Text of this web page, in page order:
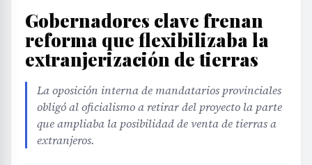
Gobernadores clave frenan
reforma que flexibilizaba la
extranjerización de tierras
La oposición interna de mandatarios provinciales
obligó al oficialismo a retirar del proyecto la parte
que ampliaba la posibilidad de venta de tierras a
extranjeros.